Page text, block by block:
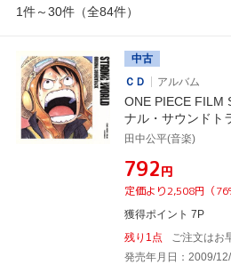
1件～30件（全84件）
中古
ＣＤ
アルバム
ONE PIECE FILM
ナル・サウンドト
田中公平(音楽)
¥792円
定価より2,508円（
獲得ポイント 7P
残り1点
ご注文はお
発売年月日：2009/